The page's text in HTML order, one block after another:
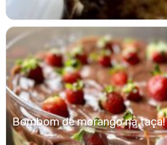
Bombom de morango na taça!